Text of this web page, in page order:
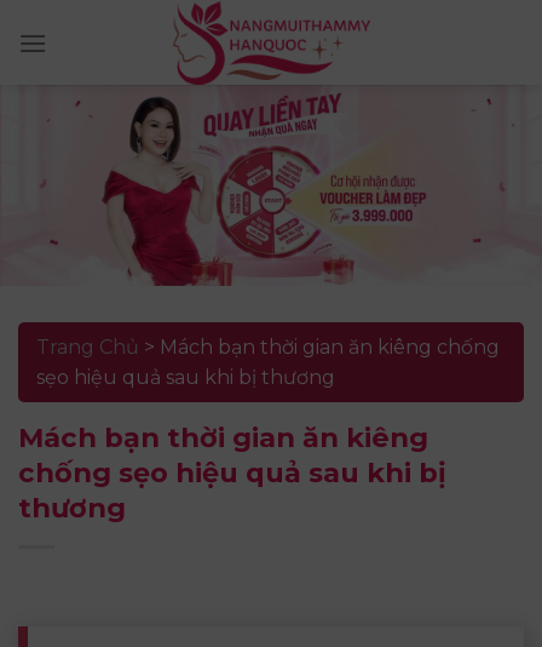
Trang Chủ > Mách bạn thời gian ăn kiêng chống
sẹo hiệu quả sau khi bị thương
Mách bạn thời gian ăn kiêng
chống sẹo hiệu quả sau khi bị
thương